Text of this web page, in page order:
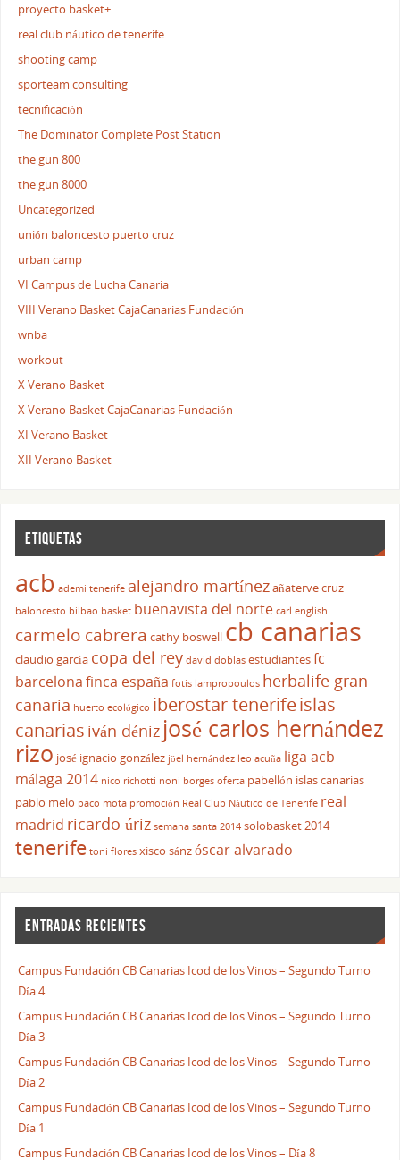
proyecto basket+
real club náutico de tenerife
shooting camp
sporteam consulting
tecnificación
The Dominator Complete Post Station
the gun 800
the gun 8000
Uncategorized
unión baloncesto puerto cruz
urban camp
VI Campus de Lucha Canaria
VIII Verano Basket CajaCanarias Fundación
wnba
workout
X Verano Basket
X Verano Basket CajaCanarias Fundación
XI Verano Basket
XII Verano Basket
ETIQUETAS
acb ademi tenerife alejandro martínezañaterve cruz
baloncesto bilbao basket buenavista del norte carl english
carmelo cabrera cathy boswell cb canarias
claudio garcía copa del rey david doblas estudiantesfc
barcelonafinca españa fotis lampropoulos herbalife gran
canaria huerto ecológico iberostar tenerifeislas
canarias iván déniz josé carlos hernández
rizo josé ignacio gonzález jöel hernández leo acuña liga acb
málaga 2014 nico richotti noni borges oferta pabellón islas canarias
pablo melo paco mota promoción Real Club Náutico de Tenerife real
madrid ricardo úriz semana santa 2014 solobasket 2014
tenerife toni flores xisco sánzóscar alvarado
ENTRADAS RECIENTES
Campus Fundación CB Canarias Icod de los Vinos – Segundo Turno
Día 4
Campus Fundación CB Canarias Icod de los Vinos – Segundo Turno
Día 3
Campus Fundación CB Canarias Icod de los Vinos – Segundo Turno
Día 2
Campus Fundación CB Canarias Icod de los Vinos – Segundo Turno
Día 1
Campus Fundación CB Canarias Icod de los Vinos – Día 8